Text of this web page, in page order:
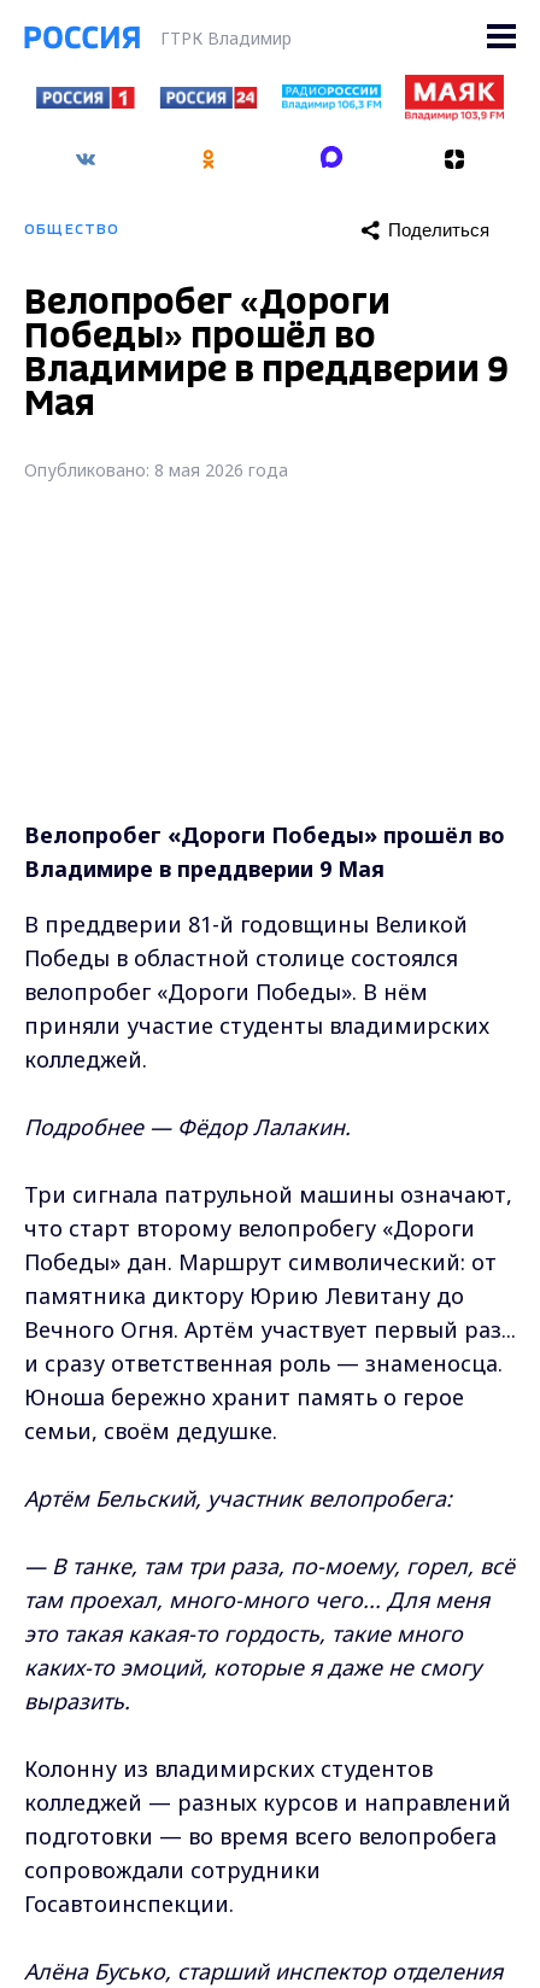
ГТРК Владимир
ОБЩЕСТВО Поделиться
Велопробег «Дороги
Победы» прошёл во
Владимире в преддверии 9
Мая
Опубликовано: 8 мая 2026 года
Велопробег «Дороги Победы» прошёл во
Владимире в преддверии 9 Мая
В преддверии 81-й годовщины Великой
Победы в областной столице состоялся
велопробег «Дороги Победы». В нём
приняли участие студенты владимирских
колледжей.
Подробнее — Фёдор Лалакин.
Три сигнала патрульной машины означают,
что старт второму велопробегу «Дороги
Победы» дан. Маршрут символический: от
памятника диктору Юрию Левитану до
Вечного Огня. Артём участвует первый раз...
и сразу ответственная роль — знаменосца.
Юноша бережно хранит память о герое
семьи, своём дедушке.
Артём Бельский, участник велопробега:
— В танке, там три раза, по-моему, горел, всё
там проехал, много-много чего... Для меня
это такая какая-то гордость, такие много
каких-то эмоций, которые я даже не смогу
выразить.
Колонну из владимирских студентов
колледжей — разных курсов и направлений
подготовки — во время всего велопробега
сопровождали сотрудники
Госавтоинспекции.
Алёна Бусько, старший инспектор отделения